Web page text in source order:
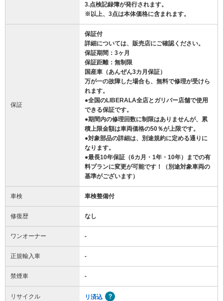
3.点検記録簿が発行されます。
※以上、3点は本体価格に含まれます。
保証
保証付
詳細については、販売店にご確認ください。
保証期間：3ヶ月
保証距離：無制限
国産車（あんぜん3カ月保証）
万が一の故障した場合も、無料で修理が受けら
れます。
●全国のLIBERALA全店とガリバー店舗で使用
できる保証です。
●期間内の修理回数に制限はありませんが、累
積上限金額は車両価格の50％が上限です。
●対象部品の詳細は、別途規約に定める通りに
なります。
●最長10年保証（6カ月・1年・10年）までの有
料プランに変更が可能です！（別途対象車両の
基準がございます）
車検 車検整備付
修復歴 なし
ワンオーナー -
正規輸入車 -
禁煙車 -
リサイクル リ済込